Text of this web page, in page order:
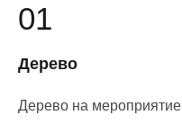
Дерево
Дерево на мероприятие
01